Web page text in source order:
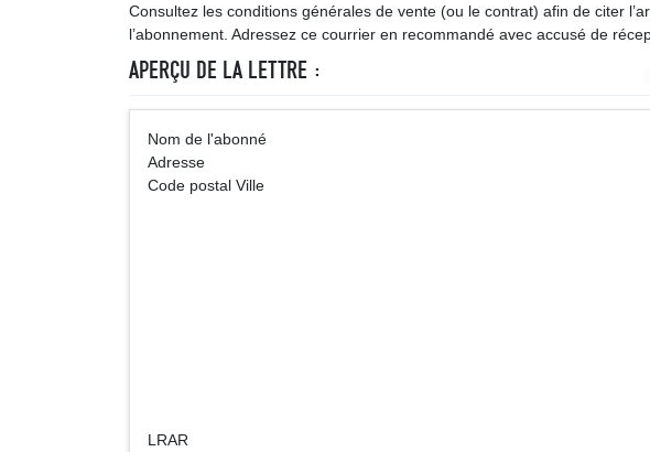
Consultez les conditions générales de vente (ou le contrat) afin de citer
l’abonnement. Adressez ce courrier en recommandé avec accusé de
APERÇU DE LA LETTRE :
Nom de l'abonné ... (Ville),
Adresse
Code postal Ville
Nom de la
Service client /
Code postal
LRAR